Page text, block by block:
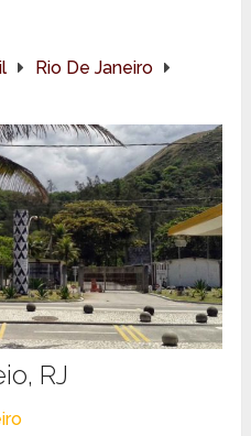
Rio De Janeiro
RJ